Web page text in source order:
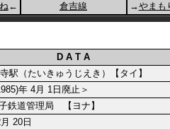
← 倉吉線 →やまも
D A T A
駅（たいきゅうじえき）【タイ】
年 4月 1日廃止＞
鉄道管理局 【ヨナ】
20日